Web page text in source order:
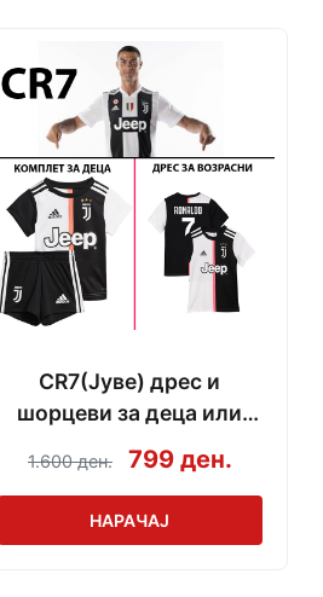
CR7(Јуве) дрес и
шорцеви за деца или
дрес за возрасни
1.600 ден. 799 ден.
НАРАЧАЈ